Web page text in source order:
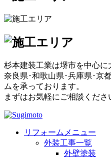
杉本建装工業は堺市を中心に
奈良県･和歌山県･兵庫県･京
ムを承っております。
まずはお気軽にご相談くださ
リフォームメニュー
外装工事一覧
外壁塗装